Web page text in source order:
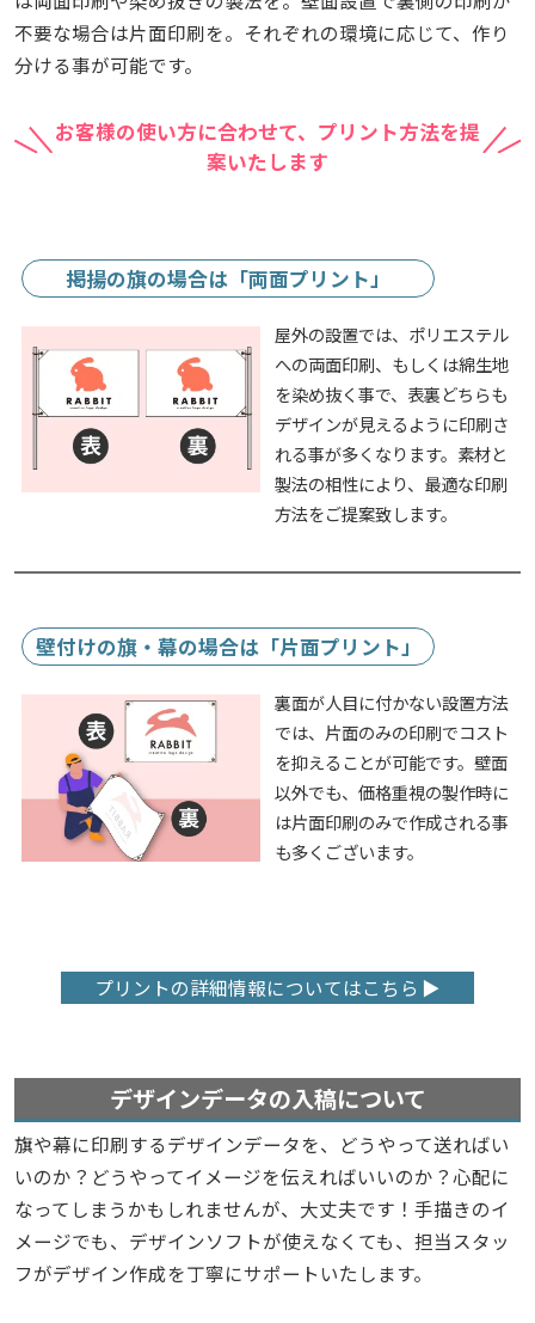
不要な場合は片面印刷を。それぞれの環境に応じて、作り
分ける事が可能です。
お客様の使い方に合わせて、プリント方法を提
案いたします
掲揚の旗の場合は「両面プリント」
屋外の設置では、ポリエステル
への両面印刷、もしくは綿生地
を染め抜く事で、表裏どちらも
デザインが見えるように印刷さ
れる事が多くなります。素材と
製法の相性により、最適な印刷
方法をご提案致します。
壁付けの旗・幕の場合は「片面プリント」
裏面が人目に付かない設置方法
では、片面のみの印刷でコスト
を抑えることが可能です。壁面
以外でも、価格重視の製作時に
は片面印刷のみで作成される事
も多くございます。
プリントの詳細情報についてはこちら
デザインデータの入稿について
旗や幕に印刷するデザインデータを、どうやって送ればい
いのか？どうやってイメージを伝えればいいのか？心配に
なってしまうかもしれませんが、大丈夫です！手描きのイ
メージでも、デザインソフトが使えなくても、担当スタッ
フがデザイン作成を丁寧にサポートいたします。